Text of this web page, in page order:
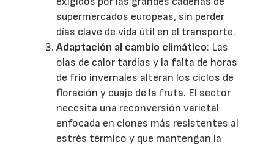
supermercados europeas, sin perder
días clave de vida útil en el transporte.
Adaptación al cambio climático: Las
olas de calor tardías y la falta de horas
de frío invernales alteran los ciclos de
floración y cuaje de la fruta. El sector
necesita una reconversión varietal
enfocada en clones más resistentes al
estrés térmico y que mantengan la